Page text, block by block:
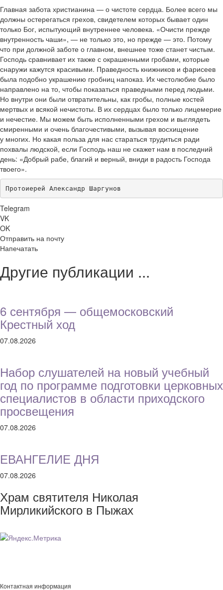
Главная забота христианина — о чистоте сердца. Более всего мы
должны остерегаться грехов, свидетелем которых бывает один
только Бог, испытующий внутреннее человека. «Очисти прежде
внутренность чаши», — не только это, но прежде — это. Потому
что при должной заботе о главном, внешнее тоже станет чистым.
Господь сравнивает их также с окрашенными гробами, которые
снаружи кажутся красивыми. Праведность книжников и фарисеев
была подобно украшению гробниц напоказ. Их честолюбие было
направлено на то, чтобы показаться праведными перед людьми.
Но внутри они были отвратительны, как гробы, полные костей
мертвых и всякой нечистоты. В их сердцах было только лицемерие
и нечестие. Мы можем быть исполненными грехом и выглядеть
смиренными и очень благочестивыми, вызывая восхищение
у многих. Но какая польза для нас стараться трудиться ради
похвалы людской, если Господь наш не скажет нам в последний
день: «Добрый рабе, благий и верный, вниди в радость Господа
твоего».
Протоиерей Александр Шаргунов
Telegram
VK
OK
Отправить на почту
Напечатать
Другие публикации ...
6 сентября — общемосковский
Крестный ход
07.08.2026
Набор слушателей на новый учебный
год по программе подготовки церковных
специалистов в области приходского
просвещения
07.08.2026
ЕВАНГЕЛИЕ ДНЯ
07.08.2026
Храм святителя Николая
Мирликийского в Пыжах
Контактная информация